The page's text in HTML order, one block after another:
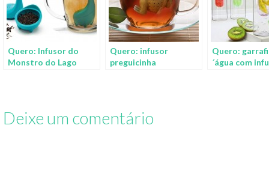
Quero: Infusor do
Monstro do Lago
Quero: infusor
preguicinha
Quero:
´água com
Deixe um comentário